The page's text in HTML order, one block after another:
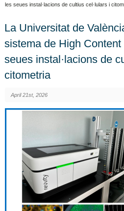
les seues instal·lacions de cultius cel·lulars i
La Universitat de
sistema de High
seues instal·lacions de
citometria
April 21st, 2026